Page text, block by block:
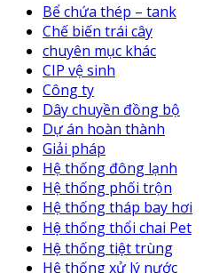
Bể chứa thép – tank
Chế biến trái cây
chuyên mục khác
CIP vệ sinh
Công ty
Dây chuyền đồng bộ
Dự án hoàn thành
Giải pháp
Hệ thống đông lạnh
Hệ thống phối trộn
Hệ thống tháp bay hơi
Hệ thống thổi chai Pet
Hệ thống tiệt trùng
Hệ thống xử lý nước